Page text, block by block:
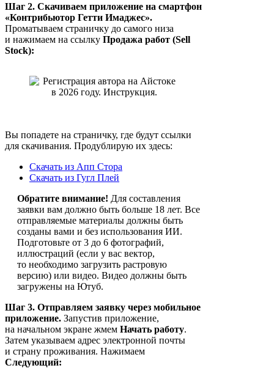
Шаг 2. Скачиваем приложение на смартфон
«Контрибьютор Гетти Имаджес».
Проматываем страничку до самого низа
и нажимаем на ссылку Продажа работ (Sell
Stock):
Вы попадете на страничку, где будут ссылки
для скачивания. Продублирую их здесь:
Скачать из Апп Стора
Скачать из Гугл Плей
Обратите внимание! Для составления
заявки вам должно быть больше 18 лет. Все
отправляемые материалы должны быть
созданы вами и без использования ИИ.
Подготовьте от 3 до 6 фотографий,
иллюстраций (если у вас вектор,
то необходимо загрузить растровую
версию) или видео. Видео должны быть
загружены на Ютуб.
Шаг 3. Отправляем заявку через мобильное
приложение. Запустив приложение,
на начальном экране жмем Начать работу.
Затем указываем адрес электронной почты
и страну проживания. Нажимаем
Следующий: